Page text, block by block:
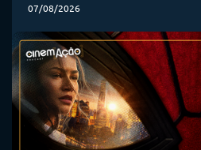
07/08/2026